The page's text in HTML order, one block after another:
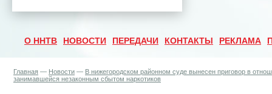
О ННТВ НОВОСТИ ПЕРЕДАЧИ КОНТАКТЫ РЕКЛАМА
Главная — Новости — В нижегородском районном суде вынесен приговор в
занимавшейся незаконным сбытом наркотиков